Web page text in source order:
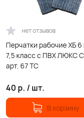
нет отзывов
Перчатки рабочие ХБ 6
7,5 класс с ПВХ ЛЮКС
арт. 67 ТС
40 р. / шт.
В корзину